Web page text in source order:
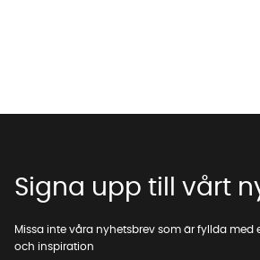
Signa upp till vårt
Missa inte våra nyhetsbrev som är fyllda med
och inspiration